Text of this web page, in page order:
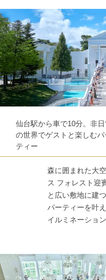
仙台駅から車で10分。非日
の世界でゲストと楽しむパ
ティー
森に囲まれた大
ス フォレスト迎
と広い敷地に建
パーティーを叶
イルミネーショ